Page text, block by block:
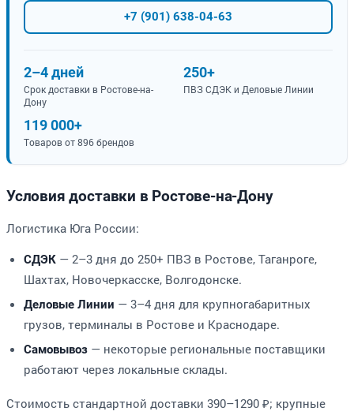
+7 (901) 638-04-63
2–4 дней
Срок доставки в Ростове-на-
Дону
250+
ПВЗ СДЭК и Деловые Линии
119 000+
Товаров от 896 брендов
Условия доставки в Ростове-на-Дону
Логистика Юга России:
СДЭК — 2–3 дня до 250+ ПВЗ в Ростове, Таганроге,
Шахтах, Новочеркасске, Волгодонске.
Деловые Линии — 3–4 дня для крупногабаритных
грузов, терминалы в Ростове и Краснодаре.
Самовывоз — некоторые региональные поставщики
работают через локальные склады.
Стоимость стандартной доставки 390–1290 ₽; крупные